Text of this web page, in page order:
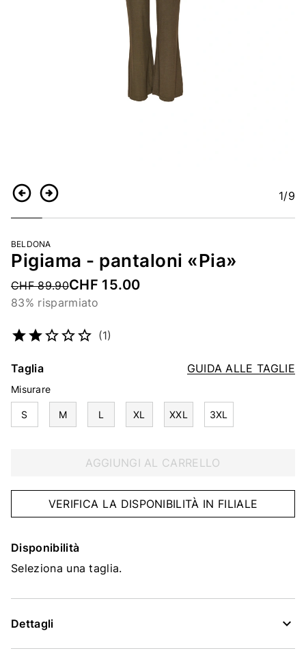
IndietroContinua 1/9
BELDONA
Pigiama - pantaloni «Pia»
Price reduced from
CHF 89.90CHF 15.00
83% risparmiato
(1)
GUIDA ALLE TAGLIE
Taglia
Misurare
S M L XL XXL 3XL
AGGIUNGI AL CARRELLO
VERIFICA LA DISPONIBILITÀ IN FILIALE
Disponibilità
Seleziona una taglia.
Dettagli